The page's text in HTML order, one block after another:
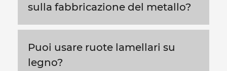
sulla fabbricazione del metallo?
Puoi usare ruote lamellari su
legno?